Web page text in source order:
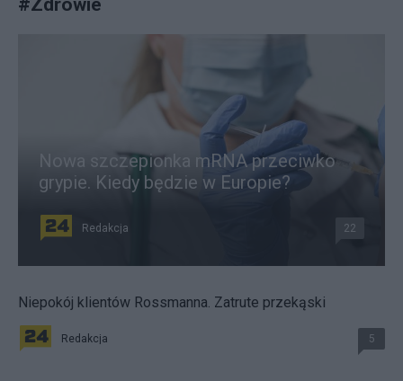
Nowa szczepionka mRNA przeciwko
grypie. Kiedy będzie w Europie?
Redakcja 22
Niepokój klientów Rossmanna. Zatrute przekąski
Redakcja 5